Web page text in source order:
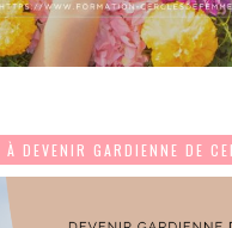
DEVENIR GARDIENNE DE